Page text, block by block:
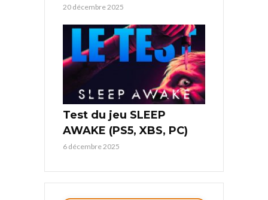
20 décembre 2025
Test du jeu SLEEP
AWAKE (PS5, XBS, PC)
6 décembre 2025